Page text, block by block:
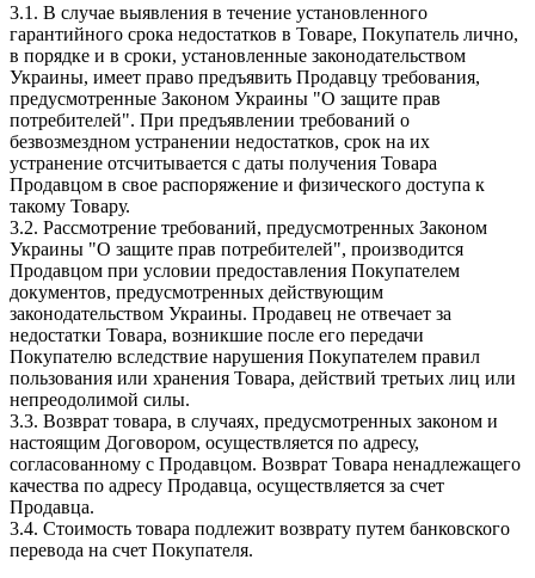
3.1. В случае выявления в течение установленного
гарантийного срока недостатков в Товаре, Покупатель лично,
в порядке и в сроки, установленные законодательством
Украины, имеет право предъявить Продавцу требования,
предусмотренные Законом Украины "О защите прав
потребителей". При предъявлении требований о
безвозмездном устранении недостатков, срок на их
устранение отсчитывается с даты получения Товара
Продавцом в свое распоряжение и физического доступа к
такому Товару.
3.2. Рассмотрение требований, предусмотренных Законом
Украины "О защите прав потребителей", производится
Продавцом при условии предоставления Покупателем
документов, предусмотренных действующим
законодательством Украины. Продавец не отвечает за
недостатки Товара, возникшие после его передачи
Покупателю вследствие нарушения Покупателем правил
пользования или хранения Товара, действий третьих лиц или
непреодолимой силы.
3.3. Возврат товара, в случаях, предусмотренных законом и
настоящим Договором, осуществляется по адресу,
согласованному с Продавцом. Возврат Товара ненадлежащего
качества по адресу Продавца, осуществляется за счет
Продавца.
3.4. Стоимость товара подлежит возврату путем банковского
перевода на счет Покупателя.